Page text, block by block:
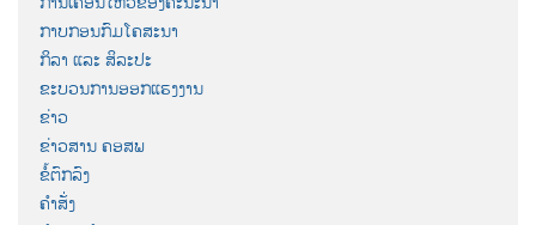
ກາບກອນກົມໂຄສະນາ
ກິລາ ແລະ ສິລະປະ
ຂະບວນການອອກແຮງງານ
ຂ່າວ
ຂ່າວສານ ຄອສພ
ຂໍ້ຕົກລົງ
ຄຳສັ່ງ